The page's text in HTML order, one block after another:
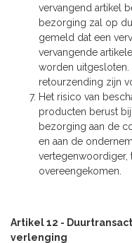
vervangend artikel
bezorging zal op
gemeld dat een
vervangende
worden uitgesloten.
retourzending zijn
Het risico van
producten berust
bezorging aan de
en aan de
vertegenwoordiger,
overeengekomen.
Artikel 12 -
verlenging